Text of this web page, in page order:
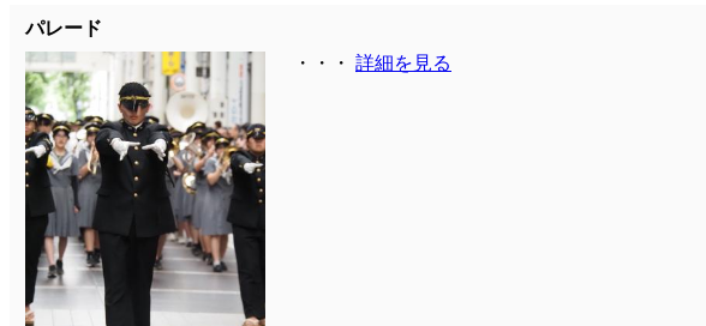
パレード
・・・ 詳細を見る